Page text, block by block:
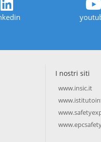
I nostri siti
www.insic.it